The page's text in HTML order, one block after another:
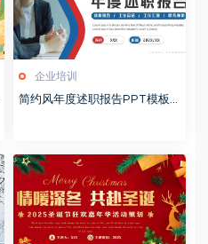
企业培训
简约风年度述职报告PPT模板2